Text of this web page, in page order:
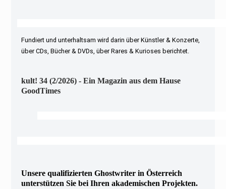
Fundiert und unterhaltsam wird darin über Künstler & Konzerte,
über CDs, Bücher & DVDs, über Rares & Kurioses berichtet.
kult! 34 (2/2026) - Ein Magazin aus dem Hause
GoodTimes
Unsere qualifizierten Ghostwriter in Österreich
unterstützen Sie bei Ihren akademischen Projekten.